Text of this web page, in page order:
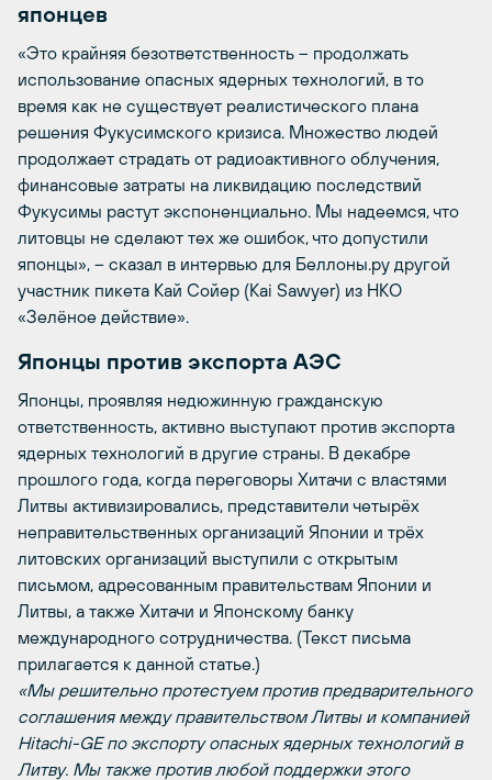
японцев
«Это крайняя безответственность – продолжать
использование опасных ядерных технологий, в то
время как не существует реалистического плана
решения Фукусимского кризиса. Множество людей
продолжает страдать от радиоактивного облучения,
финансовые затраты на ликвидацию последствий
Фукусимы растут экспоненциально. Мы надеемся, что
литовцы не сделают тех же ошибок, что допустили
японцы», – сказал в интервью для Беллоны.ру другой
участник пикета Кай Сойер (Kai Sawyer) из НКО
«Зелёное действие».
Японцы против экспорта АЭС
Японцы, проявляя недюжинную гражданскую
ответственность, активно выступают против экспорта
ядерных технологий в другие страны. В декабре
прошлого года, когда переговоры Хитачи с властями
Литвы активизировались, представители четырёх
неправительственных организаций Японии и трёх
литовских организаций выступили с открытым
письмом, адресованным правительствам Японии и
Литвы, а также Хитачи и Японскому банку
международного сотрудничества. (Текст письма
прилагается к данной статье.)
«Мы решительно протестуем против предварительного
соглашения между правительством Литвы и компанией
Hitachi-GE по экспорту опасных ядерных технологий в
Литву. Мы также против любой поддержки этого